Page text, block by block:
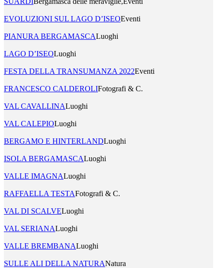
EVOLUZIONI SUL LAGO D’ISEOEventi
PIANURA BERGAMASCALuoghi
LAGO D’ISEOLuoghi
FESTA DELLA TRANSUMANZA 2022Eventi
FRANCESCO CALDEROLIFotografi & C.
VAL CAVALLINALuoghi
VAL CALEPIOLuoghi
BERGAMO E HINTERLANDLuoghi
ISOLA BERGAMASCALuoghi
VALLE IMAGNALuoghi
RAFFAELLA TESTAFotografi & C.
VAL DI SCALVELuoghi
VAL SERIANALuoghi
VALLE BREMBANALuoghi
SULLE ALI DELLA NATURANatura